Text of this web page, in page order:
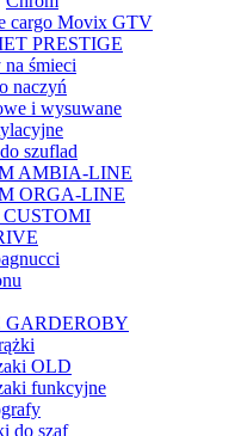
cargo Movix GTV
PRESTIGE
na śmieci
naczyń
i wysuwane
szuflad
AMBIA-LINE
ORGA-LINE
GARDEROBY
OLD
funkcyjne
do szaf